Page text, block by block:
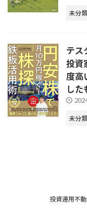
未分類
テス
投資
度高
した
未分類
投資運用不